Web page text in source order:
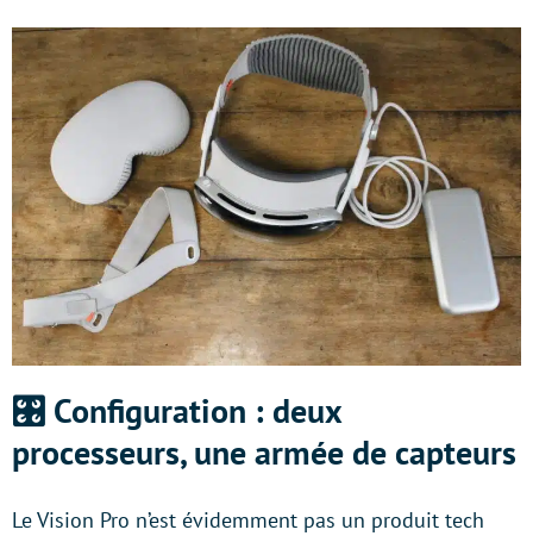
🎛 ️ Configuration : deux
processeurs, une armée de capteurs
Le Vision Pro n’est évidemment pas un produit tech